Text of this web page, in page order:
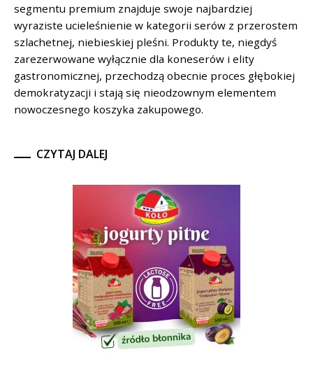
segmentu premium znajduje swoje najbardziej
wyraziste ucieleśnienie w kategorii serów z przerostem
szlachetnej, niebieskiej pleśni. Produkty te, niegdyś
zarezerwowane wyłącznie dla koneserów i elity
gastronomicznej, przechodzą obecnie proces głębokiej
demokratyzacji i stają się nieodzownym elementem
nowoczesnego koszyka zakupowego.
CZYTAJ DALEJ